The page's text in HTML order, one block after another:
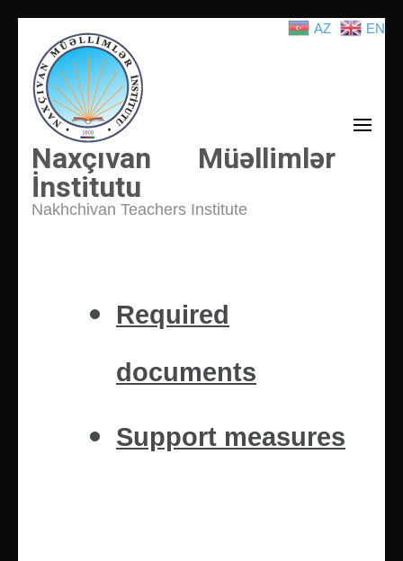
atla
(Enter
tuşuna
basın)
Naxçıvan Müəllimlər
İnstitutu
Nakhchivan Teachers Institute
Required
documents
Support measures
AZ EN